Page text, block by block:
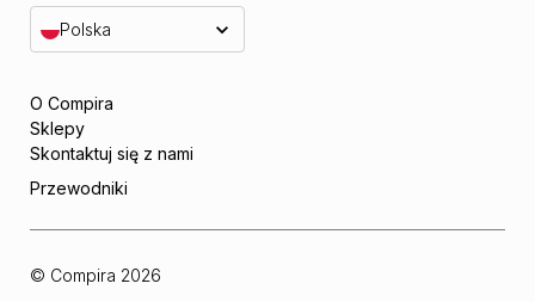
Polska
O Compira
Sklepy
Skontaktuj się z nami
Przewodniki
© Compira 2026